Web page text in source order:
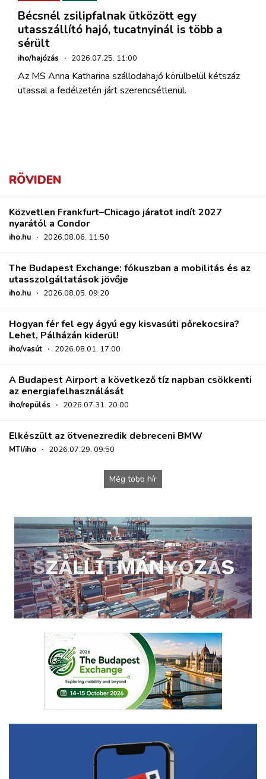
Bécsnél zsilipfalnak ütközött egy
utasszállító hajó, tucatnyinál is több a
sérült
iho/hajózás · 2026.07.25. 11:00
Az MS Anna Katharina szállodahajó körülbelül kétszáz
utassal a fedélzetén járt szerencsétlenül.
RÖVIDEN
Közvetlen Frankfurt–Chicago járatot indít 2027
nyarától a Condor
iho.hu · 2026.08.06. 11:50
The Budapest Exchange: fókuszban a mobilitás és az
utasszolgáltatások jövője
iho.hu · 2026.08.05. 09:20
Hogyan fér fel egy ágyú egy kisvasúti pőrekocsira?
Lehet, Pálházán kiderül!
iho/vasút · 2026.08.01. 17:00
A Budapest Airport a következő tíz napban csökkenti
az energiafelhasználását
iho/repülés · 2026.07.31. 20:00
Elkészült az ötvenezredik debreceni BMW
MTI/iho · 2026.07.29. 09:50
Még több hír